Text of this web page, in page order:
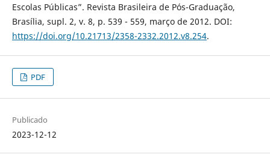
Escolas Públicas”. Revista Brasileira de Pós-Graduação,
Brasília, supl. 2, v. 8, p. 539 - 559, março de 2012. DOI:
https://doi.org/10.21713/2358-2332.2012.v8.254.
PDF
Publicado
2023-12-12